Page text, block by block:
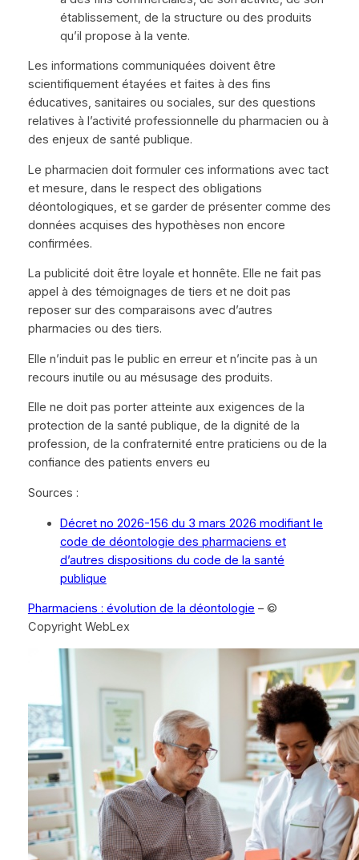
établissement, de la structure ou des produits
qu’il propose à la vente.
Les informations communiquées doivent être
scientifiquement étayées et faites à des fins
éducatives, sanitaires ou sociales, sur des questions
relatives à l’activité professionnelle du pharmacien ou à
des enjeux de santé publique.
Le pharmacien doit formuler ces informations avec tact
et mesure, dans le respect des obligations
déontologiques, et se garder de présenter comme des
données acquises des hypothèses non encore
confirmées.
La publicité doit être loyale et honnête. Elle ne fait pas
appel à des témoignages de tiers et ne doit pas
reposer sur des comparaisons avec d’autres
pharmacies ou des tiers.
Elle n’induit pas le public en erreur et n’incite pas à un
recours inutile ou au mésusage des produits.
Elle ne doit pas porter atteinte aux exigences de la
protection de la santé publique, de la dignité de la
profession, de la confraternité entre praticiens ou de la
confiance des patients envers eu
Sources :
Décret no 2026-156 du 3 mars 2026 modifiant le
code de déontologie des pharmaciens et
d’autres dispositions du code de la santé
publique
Pharmaciens : évolution de la déontologie – ©
Copyright WebLex